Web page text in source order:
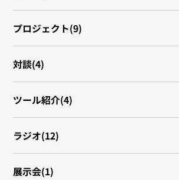
プロジェクト(9)
対談(4)
ツール紹介(4)
ラジオ(12)
展示会(1)